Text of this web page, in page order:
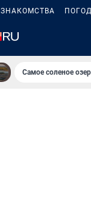
ЗНАКОМСТВА
Самое соленое